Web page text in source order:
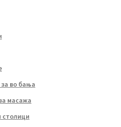
во бања
масажа